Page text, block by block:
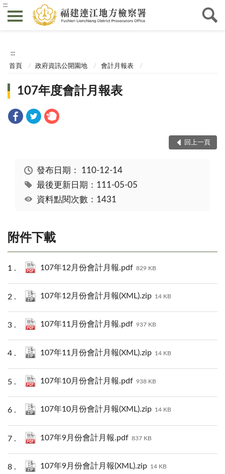
:::
:::
首頁 政府資訊公開園地 會計月報表
107年度會計月報表
回上一頁
發布日期： 110-12-14
最後更新日期：111-05-05
資料點閱次數：1431
附件下載
107年12月份會計月報.pdf 829 KB
107年12月份會計月報(XML).zip 14 KB
107年11月份會計月報.pdf 937 KB
107年11月份會計月報(XML).zip 14 KB
107年10月份會計月報.pdf 938 KB
107年10月份會計月報(XML).zip 14 KB
107年9月份會計月報.pdf 837 KB
107年9月份會計月報(XML).zip 14 KB